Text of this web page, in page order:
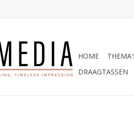
HOME
DRAAGTASSEN